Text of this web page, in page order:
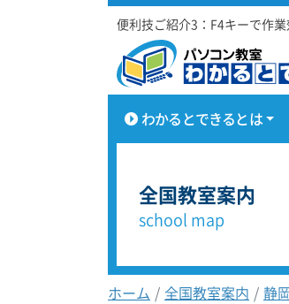
便利技ご紹介3：F4キーで作
わかるとできるとは
全国教室案内
school map
ホーム 全国教室案内 静